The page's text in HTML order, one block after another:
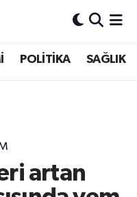
POLİTİKA SAĞLIK
artan